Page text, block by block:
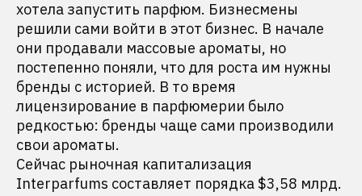
хотела запустить парфюм. Бизнесмены
решили сами войти в этот бизнес. В начале
они продавали массовые ароматы, но
постепенно поняли, что для роста им нужны
бренды с историей. В то время
лицензирование в парфюмерии было
редкостью: бренды чаще сами производили
свои ароматы.
Сейчас рыночная капитализация
Interparfums составляет порядка $3,58 млрд.